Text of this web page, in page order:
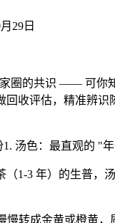
29日
圈的共识 —— 可你
收评估，精准辨
汤色：最直观的 "
1-3 年）的生普
慢转成金黄或橙黄